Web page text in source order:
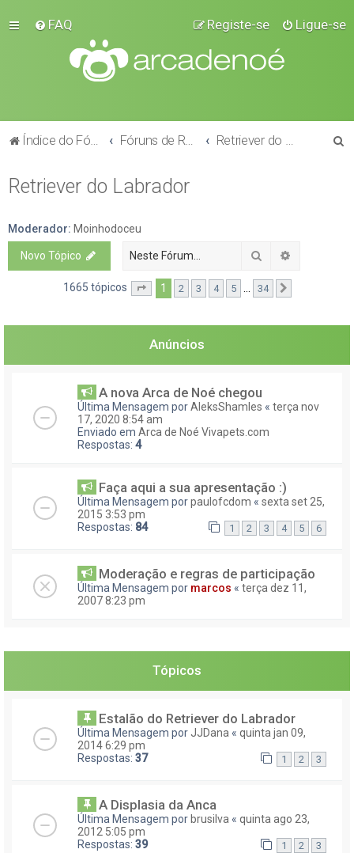
FAQ Ligue-se
Registe-se
Índice do Fórum
Retriever do Labrador
Moderador: Moinhodoceu
Novo Tópico Pesquisar
1665 tópicos Página1 de
1 2 3 4 5 34
Anúncios
A nova Arca de Noé chegou
Última Mensagem porAleksShamles « terça nov
17, 2020 8:54 am
Enviado em Arca de Noé Vivapets.com
Respostas: 4
Faça aqui a sua apresentação :)
Última Mensagem porpaulofcdom « sexta set 25,
2015 3:53 pm
Respostas: 84 1 2 3 4 5 6
Moderação e regras de participação
Última Mensagem por marcos « terça dez 11,
2007 8:23 pm
Tópicos
Estalão do Retriever do Labrador
Última Mensagem por JJDana « quinta jan 09,
2014 6:29 pm
Respostas: 37 1 2 3
A Displasia da Anca
Última Mensagem por brusilva « quinta ago 23,
2012 5:05 pm
Respostas: 39 1 2 3